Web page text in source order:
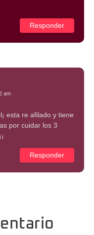
Responder
am
esta re afilado y tiene
por cuidar los 3
Responder